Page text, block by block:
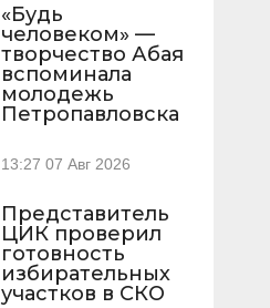
«Будь
человеком» —
творчество Абая
вспоминала
молодежь
Петропавловска
13:27 07 Авг 2026
Представитель
ЦИК проверил
готовность
избирательных
участков в СКО